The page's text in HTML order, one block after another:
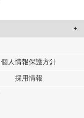
せたコンテンツや広告の
提供しています。
ーに提供した他の情報や、
に収集した他の情報を組み
個人情報保護方針
採用情報